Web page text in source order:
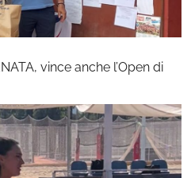
vince anche l’Open di